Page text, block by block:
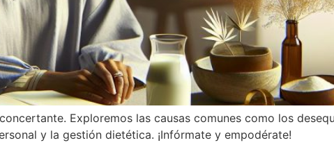
Exploremos las causas comunes como los
y la gestión dietética. ¡Infórmate y empodérate!